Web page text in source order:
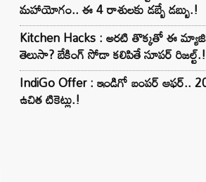
మహాయోగం.. ఈ 4 రాశులకు డబ్బే డబ్బు.!
Kitchen Hacks : అరటి తొక్కతో ఈ
తెలుసా? బేకింగ్ సోడా కలిపితే సూపర్ రిజల్ట్.!
IndiGo Offer : ఇండిగో బంపర్ ఆఫర్..
ఉచిత టికెట్లు.!